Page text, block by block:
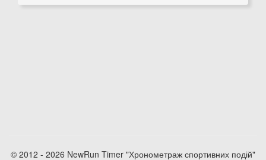
© 2012 - 2026 NewRun Timer "Хронометраж спортивних подій"